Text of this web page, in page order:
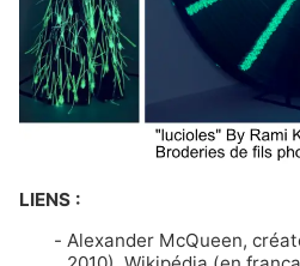
LIENS :
Alexander McQueen,